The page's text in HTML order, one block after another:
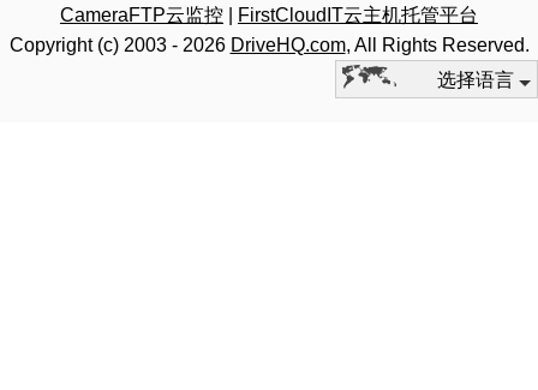
CameraFTP云监控
FirstCloudIT云主机托管平台
Copyright (c) 2003 - 2026 DriveHQ.com, All Rights Reserved.
选择语言